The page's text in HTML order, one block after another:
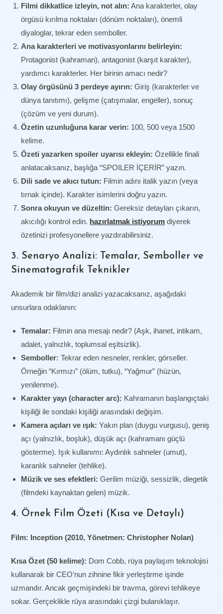
Filmi dikkatlice izleyin, not alın: Ana karakterler, olay
örgüsü kırılma noktaları (dönüm noktaları), önemli
diyaloglar, tekrar eden semboller.
Ana karakterleri ve motivasyonlarını belirleyin:
Protagonist (kahraman), antagonist (karşıt karakter),
yardımcı karakterler. Her birinin amacı nedir?
Olay örgüsünü 3 perdeye ayırın: Giriş (karakterler ve
dünya tanıtımı), gelişme (çatışmalar, engeller), sonuç
(çözüm ve yeni durum).
Özetin uzunluğuna karar verin: 100, 500 veya 1500
kelime.
Özeti yazarken spoiler uyarısı ekleyin: Özellikle finali
anlatacaksanız, başlığa “SPOILER İÇERİR” yazın.
Dili sade ve akıcı tutun: Filmin adını italik yazın (veya
tırnak içinde). Karakter isimlerini doğru yazın.
Sonra okuyun ve düzeltin: Gereksiz detayları çıkarın,
akıcılığı kontrol edin. hazırlatmak istiyorum diyerek
özetinizi profesyonellere yazdırabilirsiniz.
3. Senaryo Analizi: Temalar, Semboller ve
Sinematografik Teknikler
Akademik bir film/dizi analizi yazacaksanız, aşağıdaki
unsurlara odaklanın:
Temalar: Filmin ana mesajı nedir? (Aşk, ihanet, intikam,
adalet, yalnızlık, toplumsal eşitsizlik).
Semboller: Tekrar eden nesneler, renkler, görseller.
Örneğin “Kırmızı” (ölüm, tutku), “Yağmur” (hüzün,
yenilenme).
Karakter yayı (character arc): Kahramanın başlangıçtaki
kişiliği ile sondaki kişiliği arasındaki değişim.
Kamera açıları ve ışık: Yakın plan (duygu vurgusu), geniş
açı (yalnızlık, boşluk), düşük açı (kahramanı güçlü
gösterme). Işık kullanımı: Aydınlık sahneler (umut),
karanlık sahneler (tehlike).
Müzik ve ses efektleri: Gerilim müziği, sessizlik, diegetik
(filmdeki kaynaktan gelen) müzik.
4. Örnek Film Özeti (Kısa ve Detaylı)
Film: Inception (2010, Yönetmen: Christopher Nolan)
Kısa Özet (50 kelime): Dom Cobb, rüya paylaşım teknolojisi
kullanarak bir CEO’nun zihnine fikir yerleştirme işinde
uzmandır. Ancak geçmişindeki bir travma, görevi tehlikeye
sokar. Gerçeklikle rüya arasındaki çizgi bulanıklaşır.